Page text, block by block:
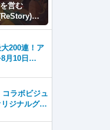
営む
』
大200連！ア
月10日
コラボビジュ
ジナルグッ